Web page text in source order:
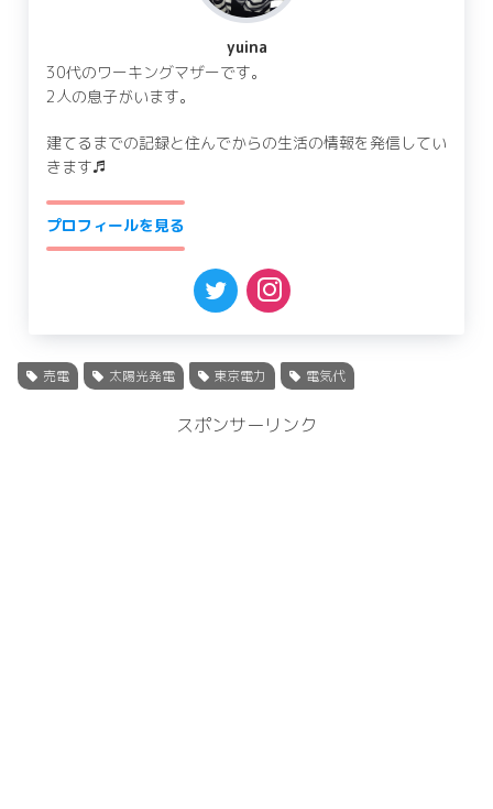
yuina
30代のワーキングマザーです。
2人の息子がいます。
建てるまでの記録と住んでからの生活の情報を発信してい
きます♬
プロフィールを見る
売電 太陽光発電 東京電力 電気代
スポンサーリンク